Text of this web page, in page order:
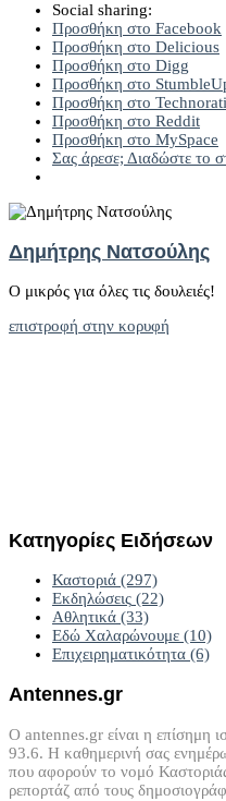
Social sharing:
Προσθήκη στο Facebook
Προσθήκη στο Delicious
Προσθήκη στο Digg
Προσθήκη στο
Προσθήκη στο Technorati
Προσθήκη στο Reddit
Προσθήκη στο MySpace
Σας άρεσε; Διαδώστε το
Δημήτρης Νατσούλης
Ο μικρός για όλες τις δουλειές!
επιστροφή στην κορυφή
Κατηγορίες Ειδήσεων
Καστοριά (297)
Εκδηλώσεις (22)
Αθλητικά (33)
Εδώ Χαλαρώνουμε (10)
Επιχειρηματικότητα (6)
Antennes.gr
Ο antennes.gr είναι η επίσημη
93.6. Η καθημερινή σας
που αφορούν το νομό
ρεπορτάζ από τους